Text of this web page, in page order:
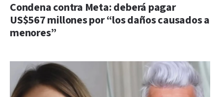
Condena contra Meta: deberá pagar
US$567 millones por “los daños causados a
menores”